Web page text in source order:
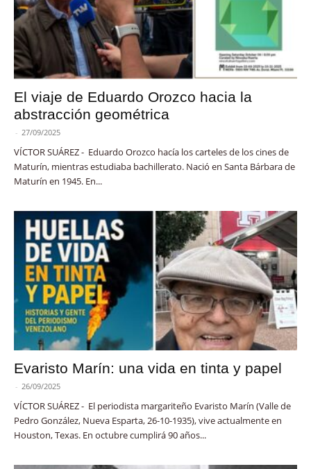
El viaje de Eduardo Orozco hacia la
abstracción geométrica
- 27/09/2025
VÍCTOR SUÁREZ - Eduardo Orozco hacía los carteles de los cines de
Maturín, mientras estudiaba bachillerato. Nació en Santa Bárbara de
Maturín en 1945. En...
Evaristo Marín: una vida en tinta y papel
- 26/09/2025
VÍCTOR SUÁREZ - El periodista margariteño Evaristo Marín (Valle de
Pedro González, Nueva Esparta, 26-10-1935), vive actualmente en
Houston, Texas. En octubre cumplirá 90 años...